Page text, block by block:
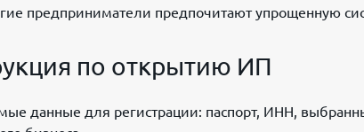
предприниматели предпочитают упрощенную
по открытию ИП
данные для регистрации: паспорт, ИНН,